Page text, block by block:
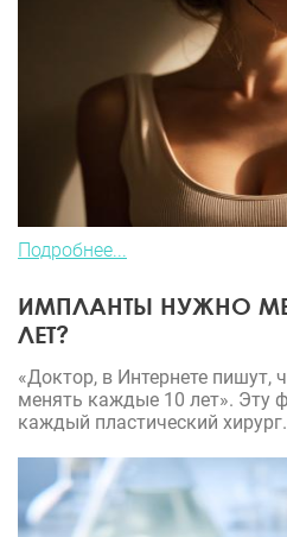
Подробнее...
ИМПЛАНТЫ НУЖНО
ЛЕТ?
«Доктор, в Интернете пишут,
менять каждые 10 лет». Эту
каждый пластический хирург.